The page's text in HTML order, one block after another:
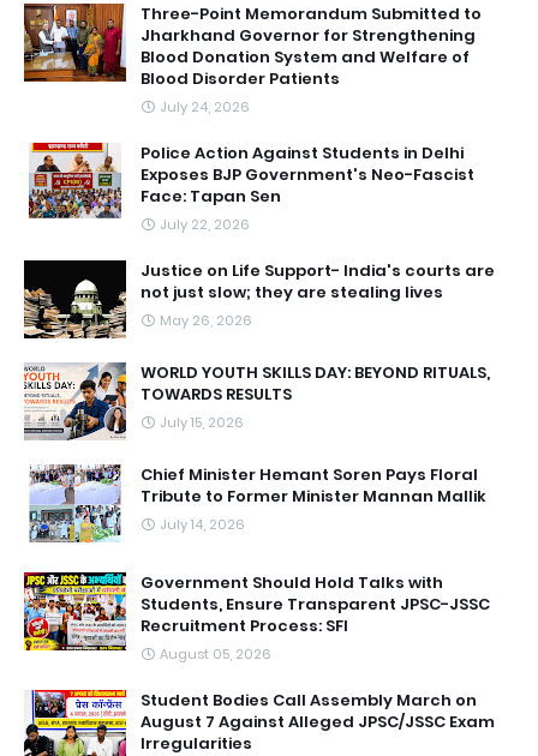
Three-Point Memorandum Submitted to
Jharkhand Governor for Strengthening
Blood Donation System and Welfare of
Blood Disorder Patients
July 24, 2026
Police Action Against Students in Delhi
Exposes BJP Government's Neo-Fascist
Face: Tapan Sen
July 22, 2026
Justice on Life Support- India's courts are
not just slow; they are stealing lives
May 26, 2026
WORLD YOUTH SKILLS DAY: BEYOND RITUALS,
TOWARDS RESULTS
July 15, 2026
Chief Minister Hemant Soren Pays Floral
Tribute to Former Minister Mannan Mallik
July 14, 2026
Government Should Hold Talks with
Students, Ensure Transparent JPSC-JSSC
Recruitment Process: SFI
August 05, 2026
Student Bodies Call Assembly March on
August 7 Against Alleged JPSC/JSSC Exam
Irregularities